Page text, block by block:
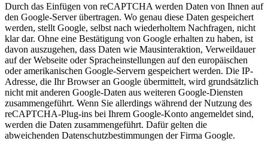
Durch das Einfügen von reCAPTCHA werden Daten von Ihnen auf
den Google-Server übertragen. Wo genau diese Daten gespeichert
werden, stellt Google, selbst nach wiederholtem Nachfragen, nicht
klar dar. Ohne eine Bestätigung von Google erhalten zu haben, ist
davon auszugehen, dass Daten wie Mausinteraktion, Verweildauer
auf der Webseite oder Spracheinstellungen auf den europäischen
oder amerikanischen Google-Servern gespeichert werden. Die IP-
Adresse, die Ihr Browser an Google übermittelt, wird grundsätzlich
nicht mit anderen Google-Daten aus weiteren Google-Diensten
zusammengeführt. Wenn Sie allerdings während der Nutzung des
reCAPTCHA-Plug-ins bei Ihrem Google-Konto angemeldet sind,
werden die Daten zusammengeführt. Dafür gelten die
abweichenden Datenschutzbestimmungen der Firma Google.